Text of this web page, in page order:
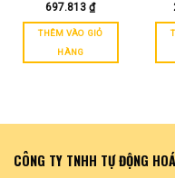
697.813₫
THÊM VÀO GIỎ
HÀNG
CÔNG TY TNHH TỰ ĐỘNG